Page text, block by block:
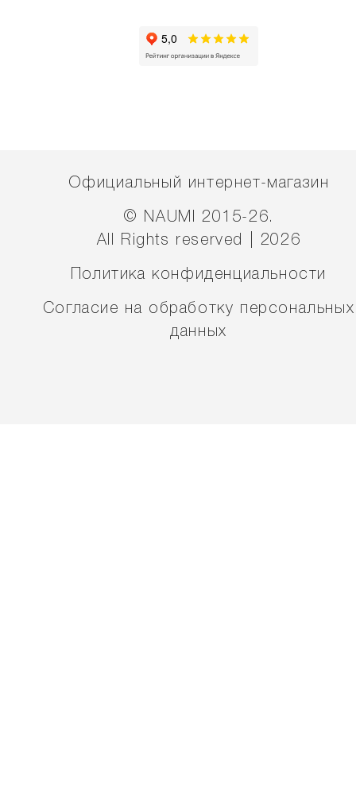
Официальный интернет-магазин
© NAUMI 2015-26.
All Rights reserved | 2026
Политика конфиденциальности
Согласие на обработку персональных
данных